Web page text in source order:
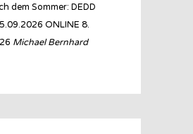
dem Sommer: DEDD
ONLINE 8.
Michael Bernhard